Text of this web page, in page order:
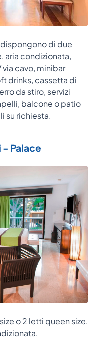
di due
aria condizionata,
cavo, minibar
drinks, cassetta di
da stiro, servizi
balcone o patio
su richiesta.
- Palace
o 2 letti queen size.